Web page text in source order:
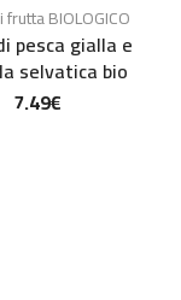
frutta BIOLOGICO
pesca gialla e
selvatica bio
7.49€